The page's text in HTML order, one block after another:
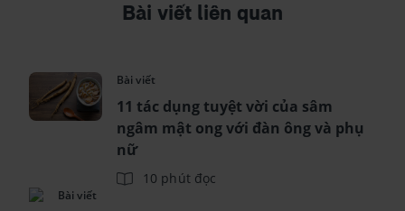
Bài viết liên quan
Bài viết
11 tác dụng tuyệt vời của sâm
ngâm mật ong với đàn ông và phụ
nữ
10 phút đọc
Bài viết